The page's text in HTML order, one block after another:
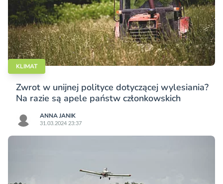
KLIMAT
Zwrot w unijnej polityce dotyczącej wylesiania?
Na razie są apele państw członkowskich
ANNA JANIK
31.03.2024 23:37